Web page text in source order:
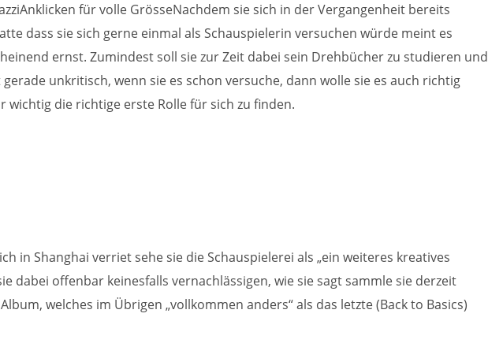
für volle GrösseNachdem sie sich in der Vergangenheit bereits
dass sie sich gerne einmal als Schauspielerin versuchen würde meint es
ernst. Zumindest soll sie zur Zeit dabei sein Drehbücher zu studieren und
unkritisch, wenn sie es schon versuche, dann wolle sie es auch richtig
wichtig die richtige erste Rolle für sich zu finden.
in Shanghai verriet sehe sie die Schauspielerei als „ein weiteres kreatives
dabei offenbar keinesfalls vernachlässigen, wie sie sagt sammle sie derzeit
welches im Übrigen „vollkommen anders“ als das letzte (Back to Basics)